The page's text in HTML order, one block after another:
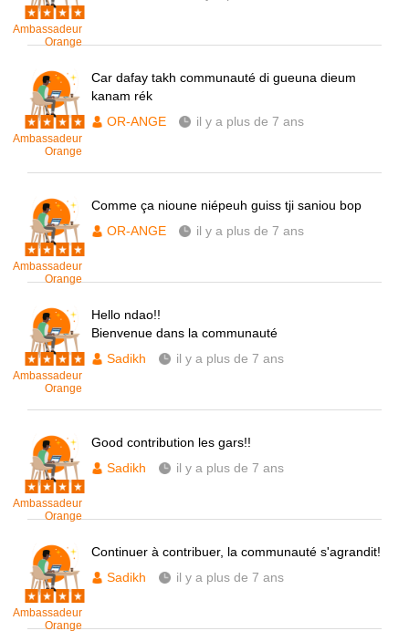
Ambassadeur
Orange
Ambassadeur
Orange
Car dafay takh communauté di gueuna dieum
kanam rék
OR-ANGE
il y a plus de 7 ans
Ambassadeur
Orange
Comme ça nioune niépeuh guiss tji saniou bop
OR-ANGE
il y a plus de 7 ans
Ambassadeur
Orange
Hello ndao!!
Bienvenue dans la communauté
Sadikh
il y a plus de 7 ans
Ambassadeur
Orange
Good contribution les gars!!
Sadikh
il y a plus de 7 ans
Ambassadeur
Orange
Continuer à contribuer, la communauté s'agrandit!
Sadikh
il y a plus de 7 ans